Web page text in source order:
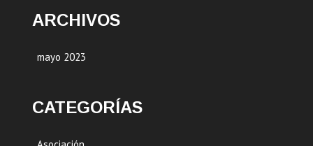
ARCHIVOS
mayo 2023
CATEGORÍAS